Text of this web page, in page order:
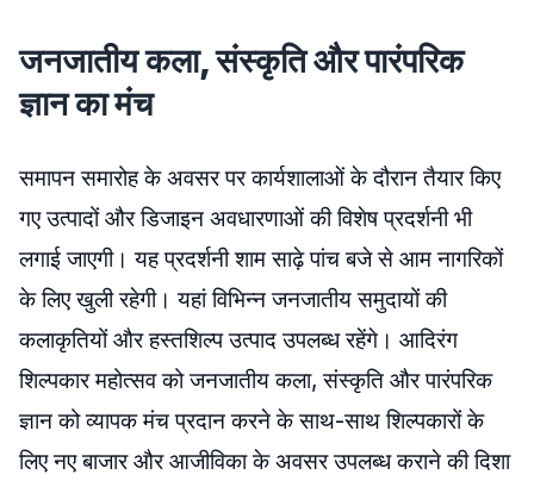
जनजातीय कला, संस्कृति और पारंपरिक
ज्ञान का मंच
समापन समारोह के अवसर पर कार्यशालाओं के दौरान तैयार किए
गए उत्पादों और डिजाइन अवधारणाओं की विशेष प्रदर्शनी भी
लगाई जाएगी। यह प्रदर्शनी शाम साढ़े पांच बजे से आम नागरिकों
के लिए खुली रहेगी। यहां विभिन्न जनजातीय समुदायों की
कलाकृतियों और हस्तशिल्प उत्पाद उपलब्ध रहेंगे। आदिरंग
शिल्पकार महोत्सव को जनजातीय कला, संस्कृति और पारंपरिक
ज्ञान को व्यापक मंच प्रदान करने के साथ-साथ शिल्पकारों के
लिए नए बाजार और आजीविका के अवसर उपलब्ध कराने की दिशा